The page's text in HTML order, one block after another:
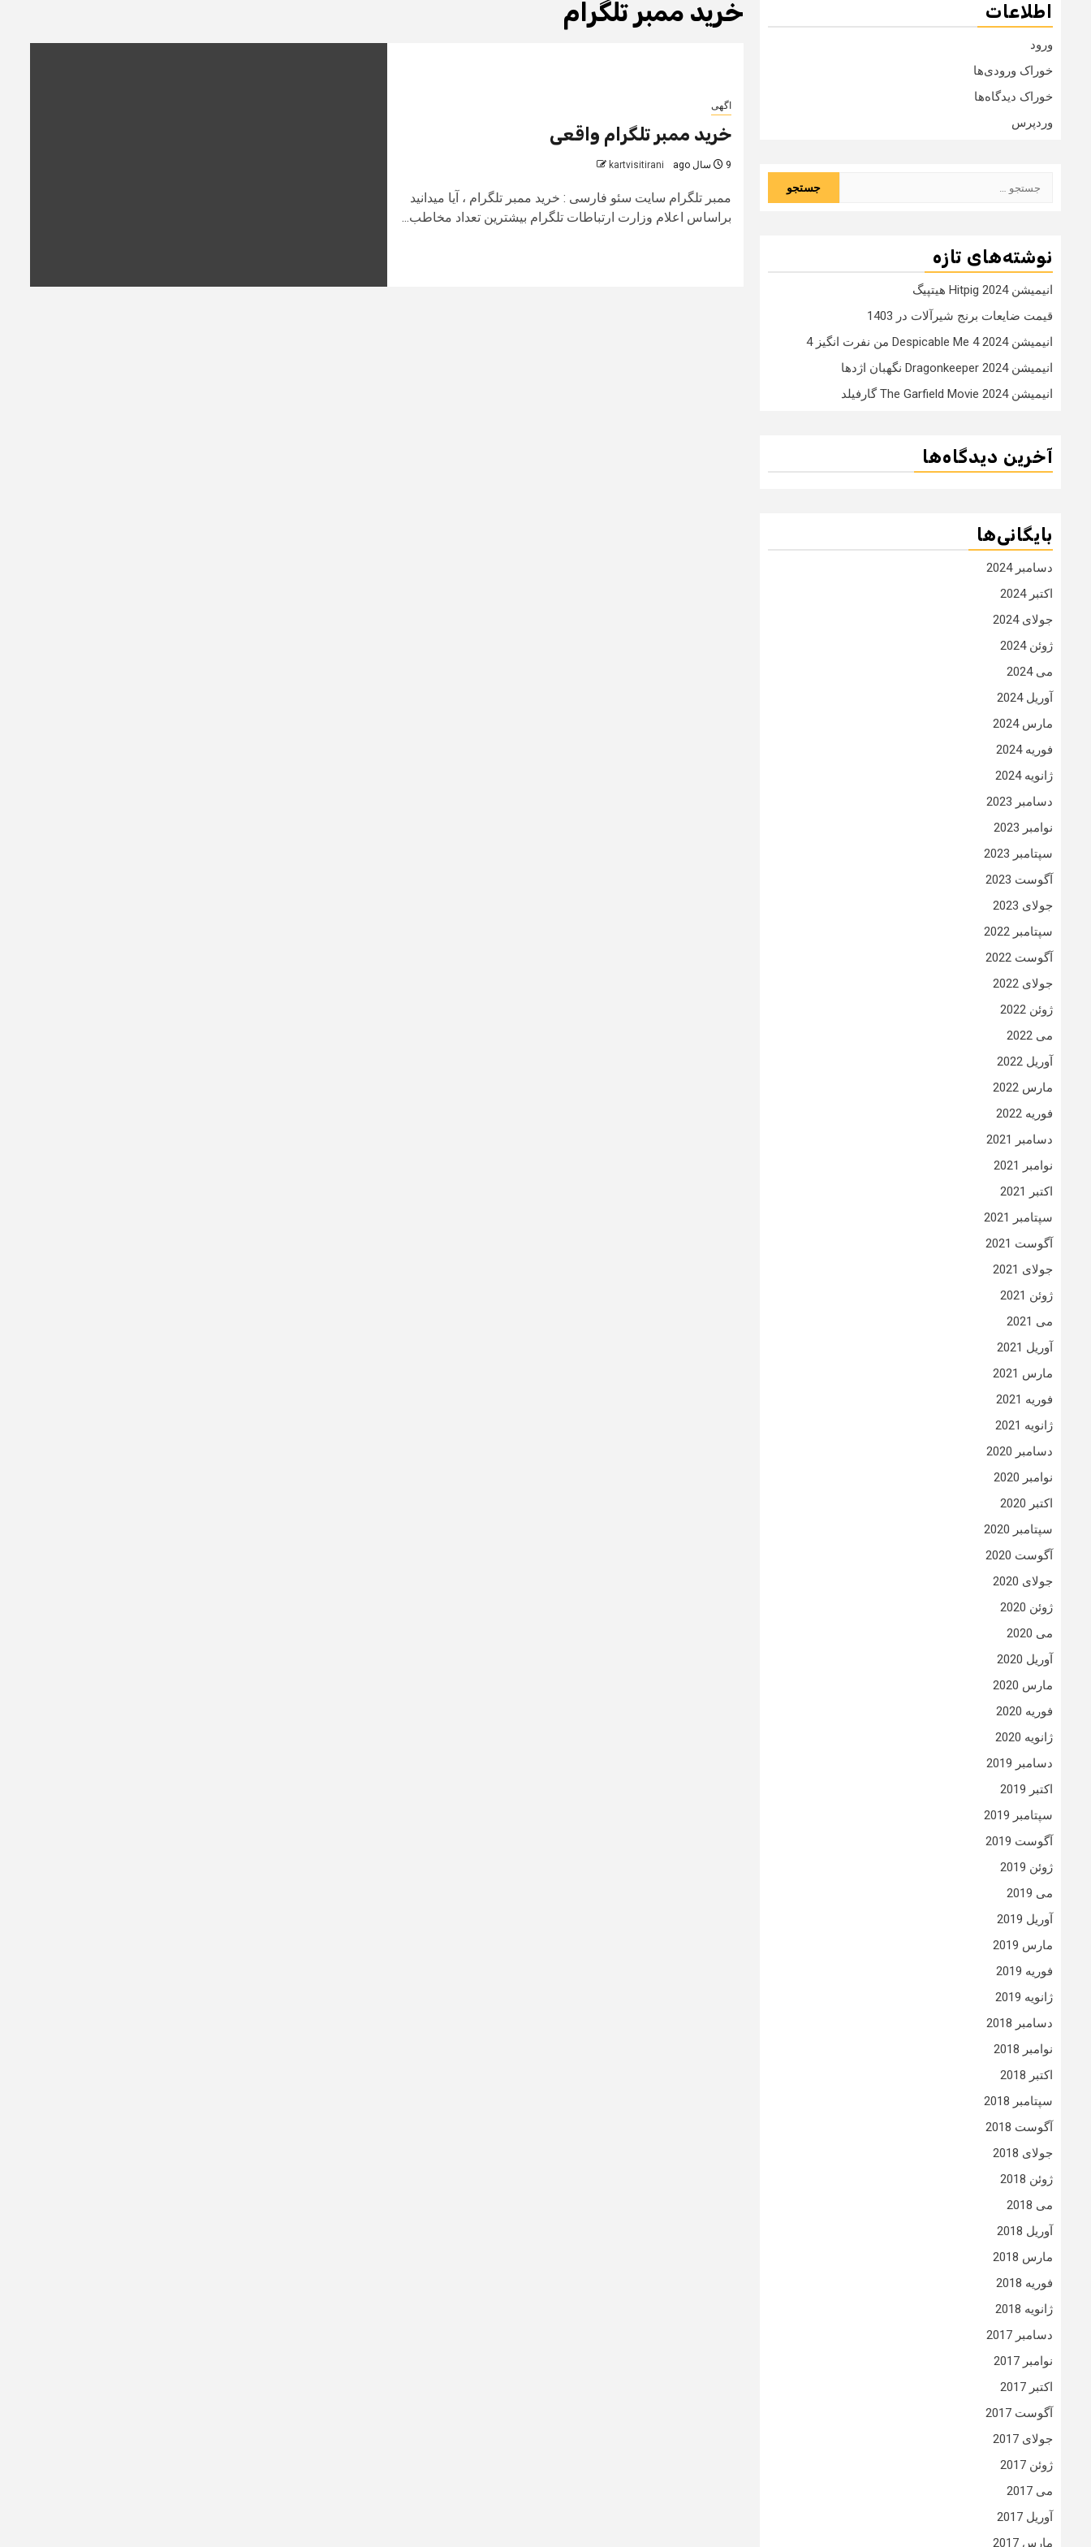
خرید ممبر تلگرام
اگهی
خرید ممبر تلگرام واقعی
9 سال ago kartvisitirani
ممبر تلگرام سایت سئو فارسی : خرید ممبر تلگرام ، آیا میدانید
براساس اعلام وزارت ارتباطات تلگرام بیشترین تعداد مخاطب...
اطلاعات
ورود
خوراک ورودی‌ها
خوراک دیدگاه‌ها
وردپرس
نوشته‌های تازه
انیمیشن Hitpig 2024 هیتپیگ
قیمت ضایعات برنج شیرآلات در 1403
انیمیشن Despicable Me 4 2024 من نفرت انگیز 4
انیمیشن Dragonkeeper 2024 نگهبان اژدها
انیمیشن The Garfield Movie 2024 گارفیلد
آخرین دیدگاه‌ها
بایگانی‌ها
دسامبر 2024
اکتبر 2024
جولای 2024
ژوئن 2024
می 2024
آوریل 2024
مارس 2024
فوریه 2024
ژانویه 2024
دسامبر 2023
نوامبر 2023
سپتامبر 2023
آگوست 2023
جولای 2023
سپتامبر 2022
آگوست 2022
جولای 2022
ژوئن 2022
می 2022
آوریل 2022
مارس 2022
فوریه 2022
دسامبر 2021
نوامبر 2021
اکتبر 2021
سپتامبر 2021
آگوست 2021
جولای 2021
ژوئن 2021
می 2021
آوریل 2021
مارس 2021
فوریه 2021
ژانویه 2021
دسامبر 2020
نوامبر 2020
اکتبر 2020
سپتامبر 2020
آگوست 2020
جولای 2020
ژوئن 2020
می 2020
آوریل 2020
مارس 2020
فوریه 2020
ژانویه 2020
دسامبر 2019
اکتبر 2019
سپتامبر 2019
آگوست 2019
ژوئن 2019
می 2019
آوریل 2019
مارس 2019
فوریه 2019
ژانویه 2019
دسامبر 2018
نوامبر 2018
اکتبر 2018
سپتامبر 2018
آگوست 2018
جولای 2018
ژوئن 2018
می 2018
آوریل 2018
مارس 2018
فوریه 2018
ژانویه 2018
دسامبر 2017
نوامبر 2017
اکتبر 2017
آگوست 2017
جولای 2017
ژوئن 2017
می 2017
آوریل 2017
مارس 2017